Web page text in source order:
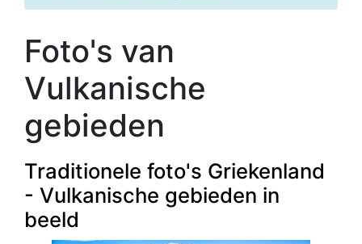
Foto's van
Vulkanische
gebieden
Traditionele foto's Griekenland
- Vulkanische gebieden in
beeld